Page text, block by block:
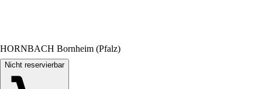
HORNBACH Bornheim (Pfalz)
Nicht reservierbar